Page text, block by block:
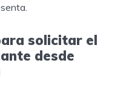
solicitar el
desde